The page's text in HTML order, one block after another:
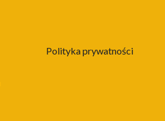
Polityka prywatności